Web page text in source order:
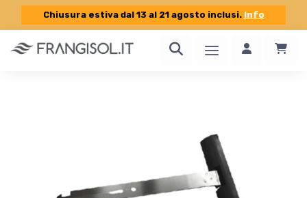
Chiusura estiva dal 13 al 21 agosto inclusi. Info